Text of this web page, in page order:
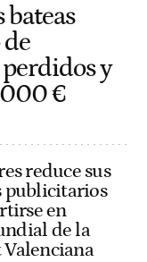
y
€
reduce sus
publicitarios
en
de la